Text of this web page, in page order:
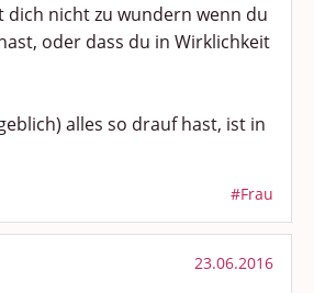
dich nicht zu wundern wenn du
oder dass du in Wirklichkeit
alles so drauf hast, ist in
#Frau
23.06.2016